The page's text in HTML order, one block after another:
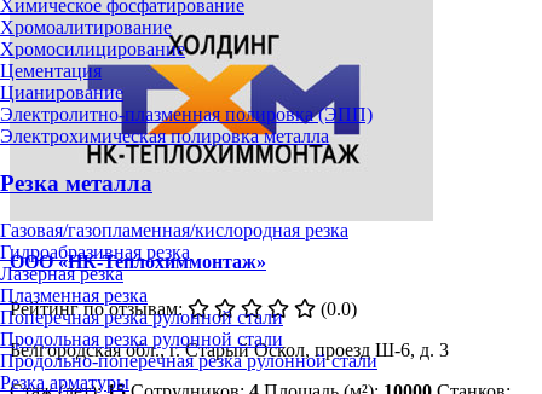
Химическое фосфатирование
Хромоалитирование
Хромосилицирование
Цементация
Цианирование
Электролитно-плазменная полировка (ЭПП)
Электрохимическая полировка металла
Резка металла
Газовая/газопламенная/кислородная резка
Гидроабразивная резка
Лазерная резка
Плазменная резка
Поперечная резка рулонной стали
Продольная резка рулонной стали
Продольно-поперечная резка рулонной стали
Резка арматуры
ООО «НК-Теплохиммонтаж»
Рейтинг по отзывам:
(0.0)
Белгородская обл., г. Старый Оскол, проезд Ш-6, д. 3